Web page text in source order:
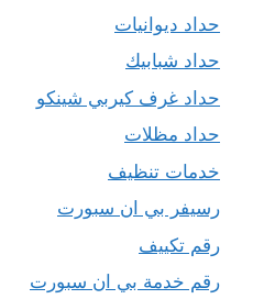
حداد ديوانيات
حداد شبابيك
حداد غرف كيربي شينكو
حداد مظلات
خدمات تنظيف
رسيفر بي ان سبورت
رقم تكييف
رقم خدمة بي ان سبورت